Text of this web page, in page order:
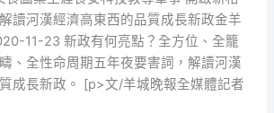
讀河漢經濟高東西的品質成長新政金羊
11-23 新政有何亮點？全方位、全籠
、全性命周期五年夜要害詞，解讀河漢
成長新政。 [p>文/羊城晚報全媒體記者